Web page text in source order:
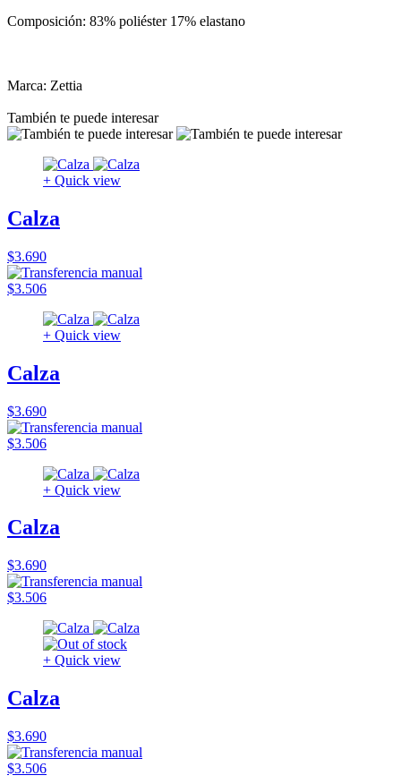
Composición: 83% poliéster 17% elastano
Marca: Zettia
También te puede interesar
+ Quick view
Calza
$3.690
$3.506
+ Quick view
Calza
$3.690
$3.506
+ Quick view
Calza
$3.690
$3.506
+ Quick view
Calza
$3.690
$3.506